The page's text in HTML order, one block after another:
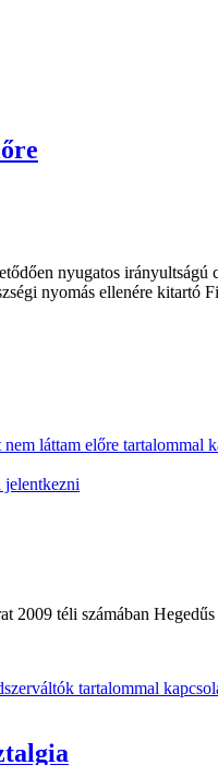
nyugatos
nyomás ellenére kitartó
láttam előre tartalommal
jelentkezni
2009 téli számában Hegedűs
tartalommal